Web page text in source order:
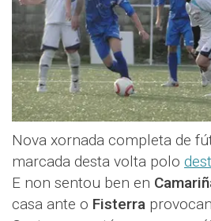
Nova xornada completa de
marcada desta volta polo
E non sentou ben en
casa ante o Fisterra